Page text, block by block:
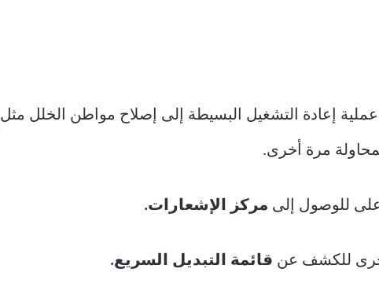
إعادة التشغيل البسيطة إلى إصلاح مواطن الخلل مثل
مرة أخرى.
للوصول إلى مركز الإشعارات.
للكشف عن قائمة التبديل السريع.